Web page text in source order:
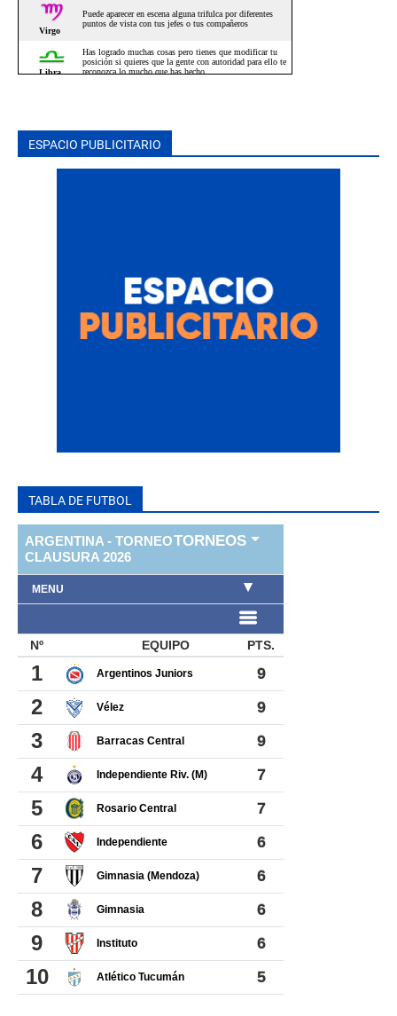
ESPACIO PUBLICITARIO
TABLA DE FUTBOL